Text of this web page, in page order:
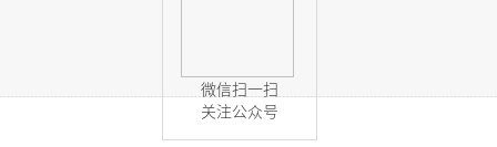
微信扫一扫
关注公众号